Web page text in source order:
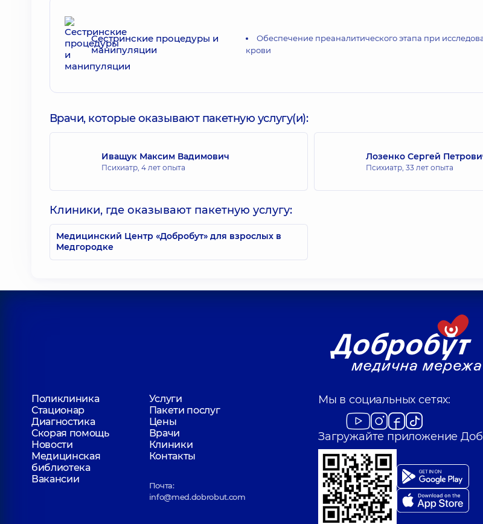
Сестринские процедуры и
манипуляции
Обеспечение преаналитического этапа при
крови
Врачи, которые оказывают пакетную услугу(и):
Иващук Максим Вадимович
Психиатр, 4 лет опыта
Лозенко Сергей
Психиатр, 33 лет опыта
Клиники, где оказывают пакетную услугу:
Медицинский Центр «Добробут» для взрослых в
Медгородке
Поликлиника
Услуги
Стационар
Пакети послуг
Диагностика
Цены
Скорая помощь
Врачи
Новости
Клиники
Медицинская
библиотека
Контакты
Вакансии
Почта:
info@med.dobrobut.com
Мы в социальных сетях:
Загружайте приложение